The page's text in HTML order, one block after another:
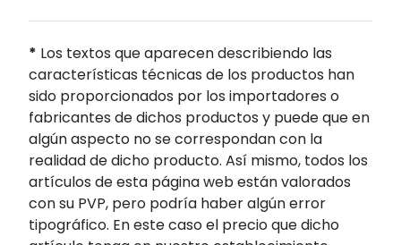
* Los textos que aparecen describiendo las
características técnicas de los productos han
sido proporcionados por los importadores o
fabricantes de dichos productos y puede que en
algún aspecto no se correspondan con la
realidad de dicho producto. Así mismo, todos los
artículos de esta página web están valorados
con su PVP, pero podría haber algún error
tipográfico. En este caso el precio que dicho